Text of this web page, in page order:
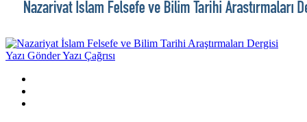
Yazı GönderYazı Çağrısı